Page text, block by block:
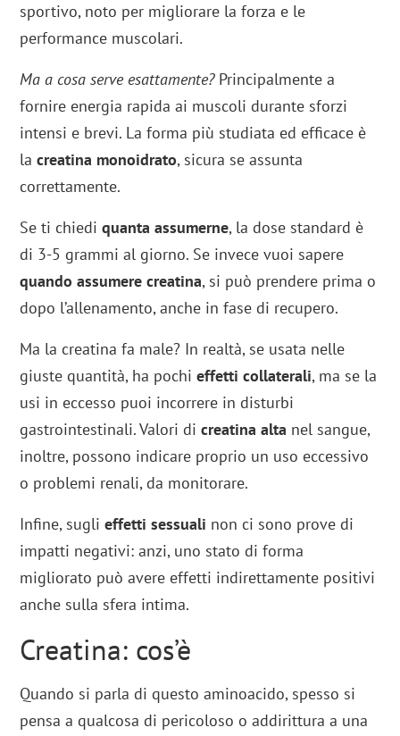
sportivo, noto per migliorare la forza e le
performance muscolari.
Ma a cosa serve esattamente? Principalmente a
fornire energia rapida ai muscoli durante sforzi
intensi e brevi. La forma più studiata ed efficace è
lacreatina monoidrato, sicura se assunta
correttamente.
Se ti chiediquanta assumerne, la dose standard è
di 3-5 grammi al giorno. Se invece vuoi sapere
quando assumere creatina, si può prendere prima o
dopo l’allenamento, anche in fase di recupero.
Ma la creatina fa male? In realtà, se usata nelle
giuste quantità, ha pochieffetti collaterali, ma se la
usi in eccesso puoi incorrere in disturbi
gastrointestinali. Valori dicreatina alta nel sangue,
inoltre, possono indicare proprio un uso eccessivo
o problemi renali, da monitorare.
Infine, suglieffetti sessuali non ci sono prove di
impatti negativi: anzi, uno stato di forma
migliorato può avere effetti indirettamente positivi
anche sulla sfera intima.
Creatina: cos’è
Quando si parla di questo aminoacido, spesso si
pensa a qualcosa di pericoloso o addirittura a una